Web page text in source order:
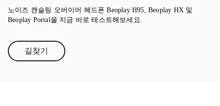
노이즈 캔슬링 오버이어 헤드폰 Beoplay H95, Beoplay HX 및
Beoplay Portal을 지금 바로 테스트해보세요.
길찾기Link Opens in New Tab